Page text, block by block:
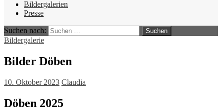
Bildergalerien
Presse
Suchen nach:
Bildergalerie
Bilder Döben
10. Oktober 2023 Claudia
Döben 2025